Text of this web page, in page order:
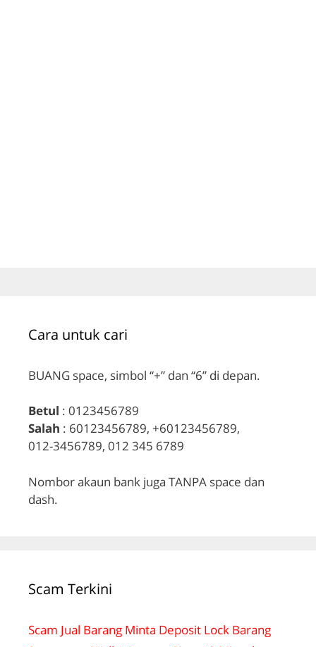
Cara untuk cari
BUANG space, simbol “+” dan “6” di depan.
Betul : 0123456789
Salah : 60123456789, +60123456789,
012-3456789, 012 345 6789
Nombor akaun bank juga TANPA space dan
dash.
Scam Terkini
Scam Jual Barang Minta Deposit Lock Barang